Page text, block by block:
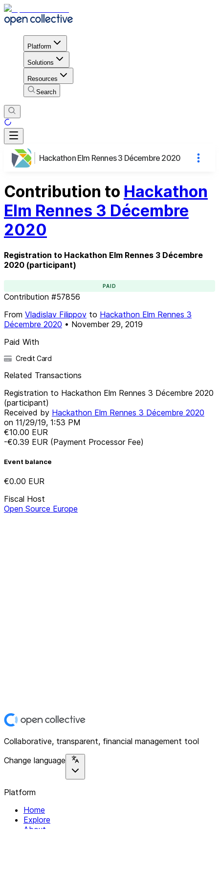
Platform
Solutions
Resources
Search
Hackathon Elm Rennes 3 Décembre 2020
Contribution to Hackathon
Elm Rennes 3 Décembre
2020
Registration to Hackathon Elm Rennes 3 Décembre
2020 (participant)
PAID
Contribution #57856
From Vladislav Filippov to Hackathon Elm Rennes 3
Décembre 2020 • November 29, 2019
Paid With
Credit Card
Related Transactions
Registration to Hackathon Elm Rennes 3 Décembre 2020
(participant)
Received by Hackathon Elm Rennes 3 Décembre 2020
on 11/29/19, 1:53 PM
€10.00 EUR
-€0.39 EUR (Payment Processor Fee)
Event balance
€0.00 EUR
Fiscal Host
Open Source Europe
Collaborative, transparent, financial management tool
Change language
Platform
Home
Explore
About